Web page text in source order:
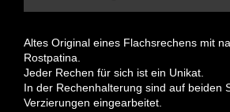
Altes Original eines Flachsrechens mit
Rostpatina.
Jeder Rechen für sich ist ein Unikat.
In der Rechenhalterung sind auf beiden
Verzierungen eingearbeitet.